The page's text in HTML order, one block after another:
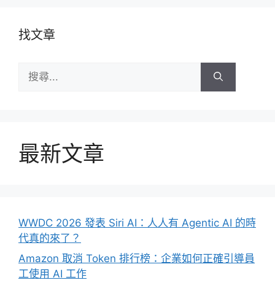
找文章
尋:
最新文章
WWDC 2026 發表 Siri AI：人人有 Agentic AI 的時
代真的來了？
Amazon 取消 Token 排行榜：企業如何正確引導員
工使用 AI 工作